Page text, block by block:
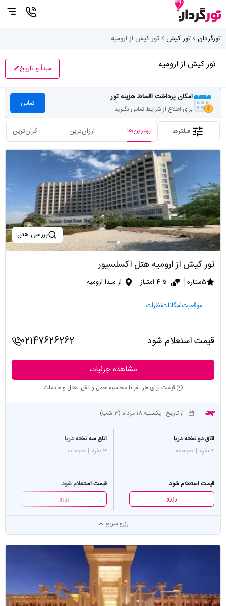
تورگردان تور کیش تور کیش از ارومیه
تور کیش از ارومیه مبدأ و تاریخ
امکان پرداخت اقساط هزینه تور
برای اطلاع از شرایط تماس بگیرید.
تماس
فیلترها بهترین‌ها ارزان‌ترین گران‌ترین
بررسی هتل
تور کیش از ارومیه هتل اکسلسیور
5ستاره 4.5 امتیاز از مبدا ارومیه
موقعیتامکاناتنظرات
قیمت استعلام شود 02147626262
مشاهده جزئیات
قیمت برای هر نفر با محاسبه حمل و نقل، هتل و خدمات
از تاریخ : یکشنبه 18 مرداد (3 شب)
اتاق دو تخته دریا
2 نفره
| صبحانه
قیمت استعلام شود
رزرو
اتاق سه تخته دریا
3 نفره
| صبحانه
قیمت استعلام شود
رزرو
رزرو سریع